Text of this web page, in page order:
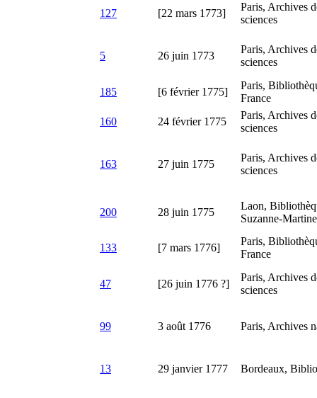
127 [22 mars 1773]
Paris, Archives
sciences
5 26 juin 1773
Paris, Archives
sciences
185 [6 février 1775]
Paris,
France
160
24 février 1775
Paris, Archives
sciences
163 27 juin 1775
Paris, Archives
sciences
200 28 juin 1775
Laon,
Suzanne-
133 [7 mars 1776]
Paris,
France
47 [26 juin 1776 ?]
Paris, Archives
sciences
99 3 août 1776 Paris, Archives
13 29 janvier 1777 Bordeaux,